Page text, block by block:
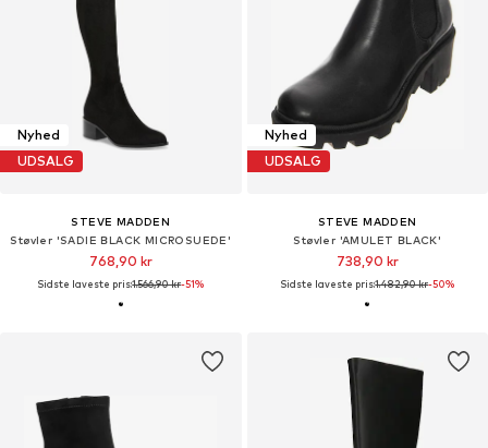
Nyhed
UDSALG
STEVE MADDEN
Støvler 'SADIE BLACK MICROSUEDE'
768,90 kr
Sidste laveste pris:1.566,90 kr-51%
Nyhed
UDSALG
STEVE MADDEN
Støvler 'AMULET BLACK'
738,90 kr
Sidste laveste pris:1.482,90 kr-50%